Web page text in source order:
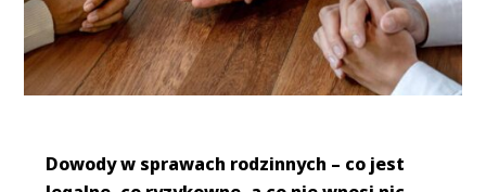
Dowody w sprawach rodzinnych – co jest